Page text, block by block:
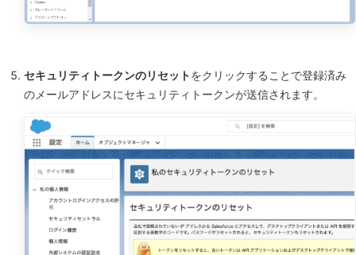
セキュリティトークンのリセットをクリックすることで登録済み
のメールアドレスにセキュリティトークンが送信されます。